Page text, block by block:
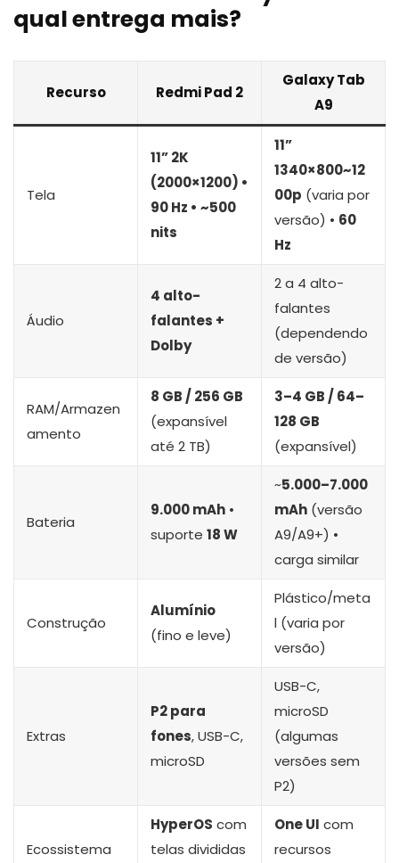
qual entrega mais?
Recurso Redmi Pad 2
Galaxy Tab
A9
Tela
11” 2K
(2000×1200) •
90 Hz • ~500
nits
11”
1340×800~12
00p (varia por
versão) • 60
Hz
Áudio
4 alto-
falantes +
Dolby
2 a 4 alto-
falantes
(dependendo
de versão)
RAM/Armazen
amento
8 GB / 256 GB
(expansível
até 2 TB)
3–4 GB / 64–
128 GB
(expansível)
Bateria
9.000 mAh •
suporte 18 W
~5.000–7.000
mAh (versão
A9/A9+) •
carga similar
Construção
Alumínio
(fino e leve)
Plástico/meta
l (varia por
versão)
Extras
P2 para
fones, USB-C,
microSD
USB-C,
microSD
(algumas
versões sem
P2)
Ecossistema
HyperOS com
telas divididas
One UI com
recursos